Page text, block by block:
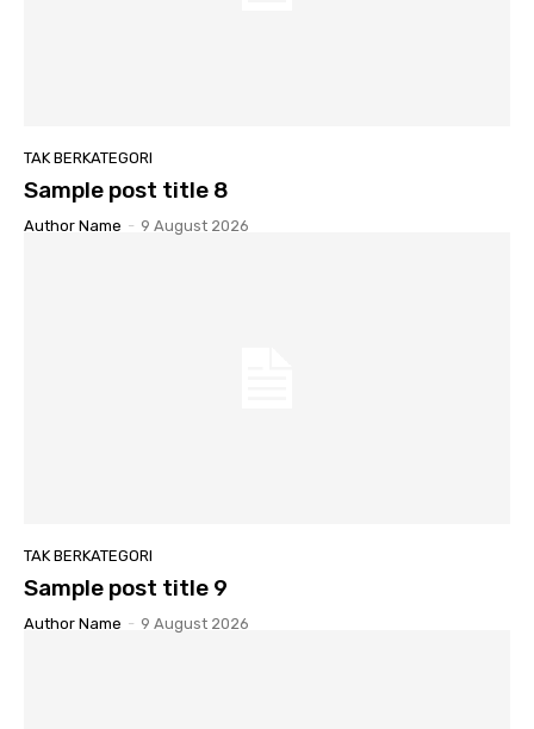
TAK BERKATEGORI
Sample post title 8
Author Name - 9 August 2026
TAK BERKATEGORI
Sample post title 9
Author Name - 9 August 2026